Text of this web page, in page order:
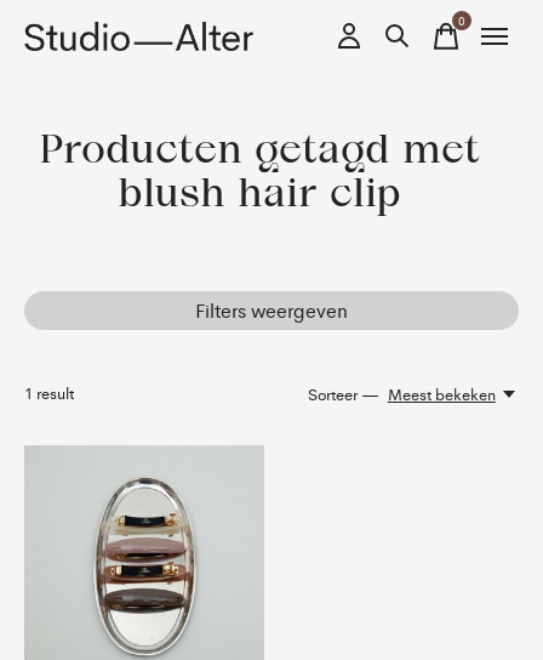
0items
Producten getagd met
blush hair clip
Filters weergeven
1 result Sorteer — Meest bekeken